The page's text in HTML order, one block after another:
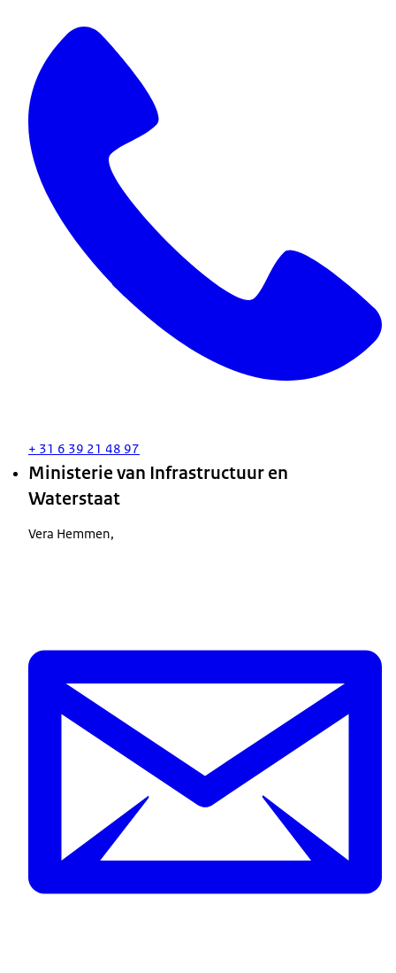
+ 31 6 39 21 48 97
Ministerie van Infrastructuur en
Waterstaat
Vera Hemmen,